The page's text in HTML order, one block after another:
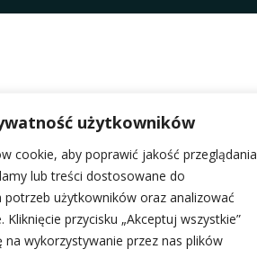
użytkowników
cookie, aby poprawić jakość
lub treści dostosowane do
potrzeb użytkowników oraz analizować
Kliknięcie przycisku „Akceptuj wszystkie”
na wykorzystywanie przez nas plików